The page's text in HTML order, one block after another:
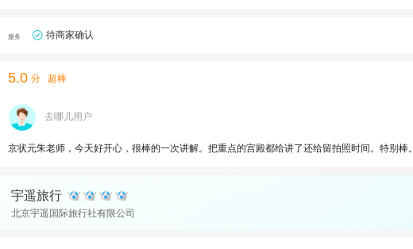
服务 待商家确认
5.0 分 超棒
去哪儿用户
京状元朱老师，今天好开心，很棒的一次讲解。把重点的宫殿都给讲了还给留拍照时间。特别棒。
宇遥旅行
北京宇遥国际旅行社有限公司